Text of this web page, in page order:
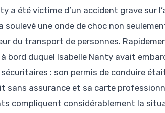
a été victime d’un accident grave sur
soulevé une onde de choc non
du transport de personnes.
bord duquel Isabelle Nanty avait
: son permis de conduire
sans assurance et sa carte
compliquent considérablement la